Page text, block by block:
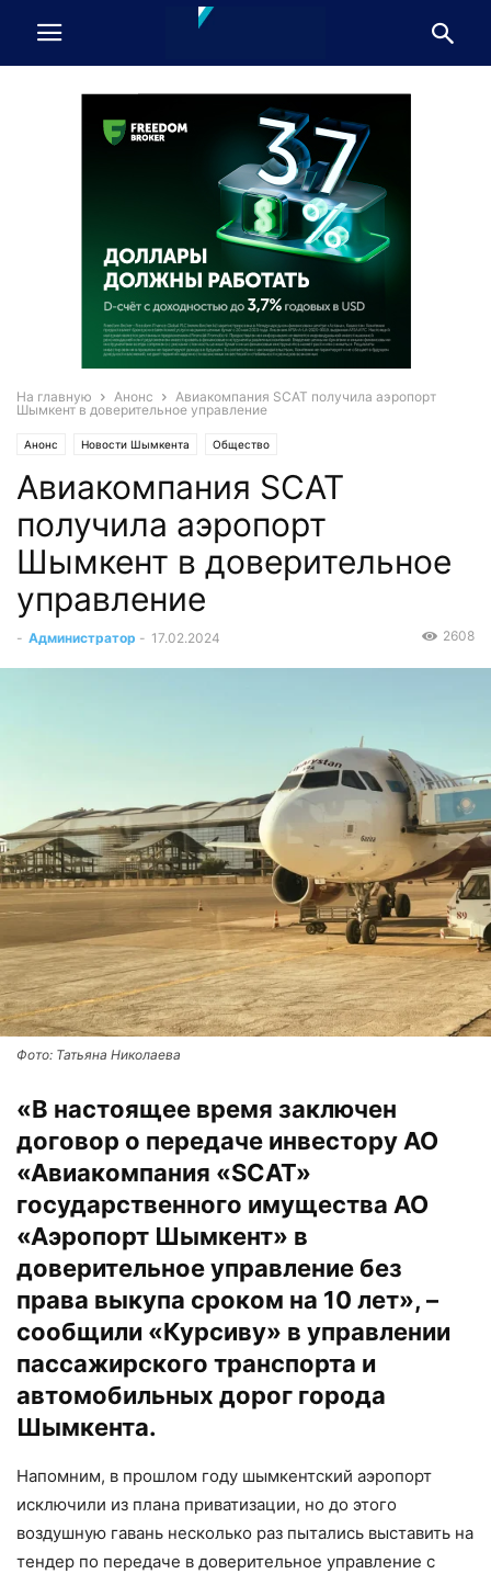
На главную Анонс
Авиакомпания SCAT получила аэропорт
Шымкент в доверительное управление
Анонс Новости Шымкента Общество
Авиакомпания SCAT
получила аэропорт
Шымкент в доверительное
управление
- Администратор - 17.02.2024 2608
Фото: Татьяна Николаева
«В настоящее время заключен
договор о передаче инвестору АО
«Авиакомпания «SCAT»
государственного имущества АО
«Аэропорт Шымкент» в
доверительное управление без
права выкупа сроком на 10 лет», –
сообщили «Курсиву» в управлении
пассажирского транспорта и
автомобильных дорог города
Шымкента.
Напомним, в прошлом году шымкентский аэропорт
исключили из плана приватизации, но до этого
воздушную гавань несколько раз пытались выставить на
тендер по передаче в доверительное управление с